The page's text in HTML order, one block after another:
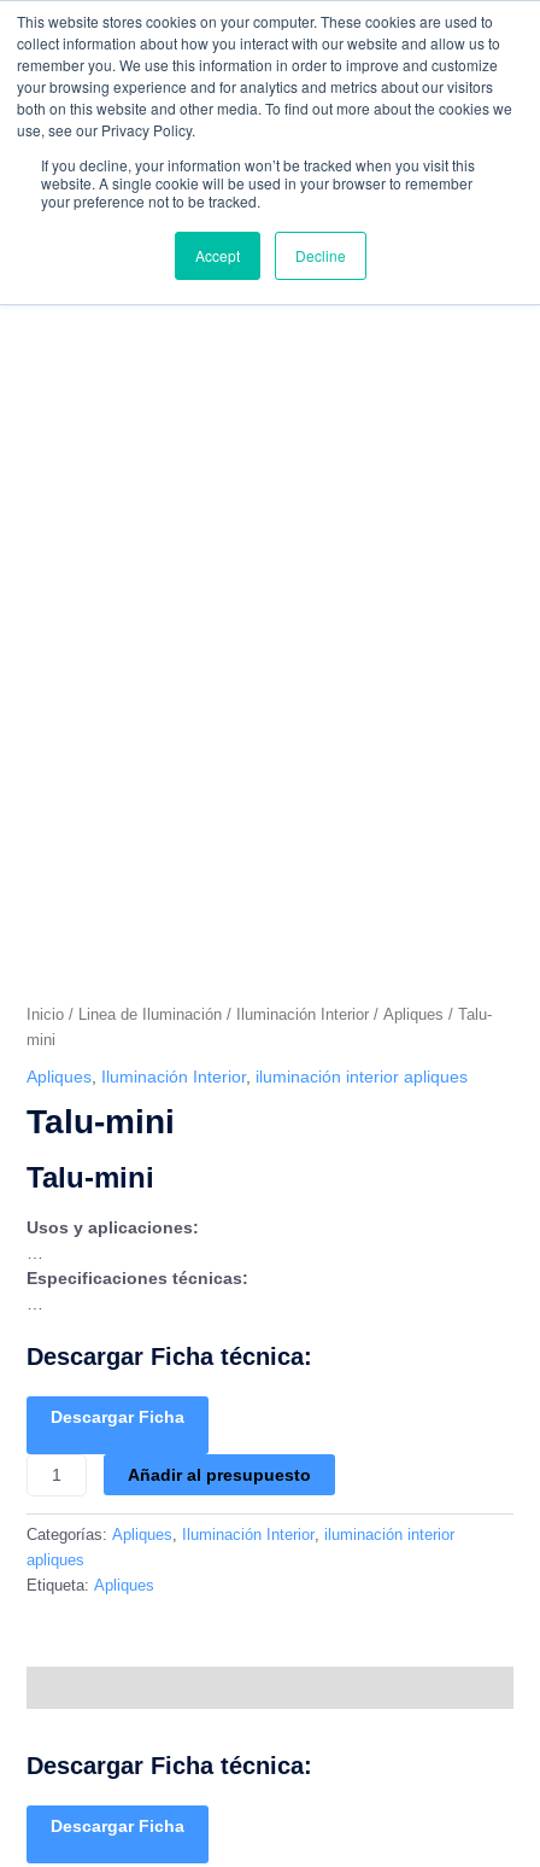
This website stores cookies on your computer. These cookies are used to
collect information about how you interact with our website and allow us to
remember you. We use this information in order to improve and customize
your browsing experience and for analytics and metrics about our visitors
both on this website and other media. To find out more about the cookies we
use, see our Privacy Policy.
If you decline, your information won’t be tracked when you visit this
website. A single cookie will be used in your browser to remember
your preference not to be tracked.
Accept Decline
contenido
W
h
a
t
s
a
p
F
a
c
e
b
k
Y
o
u
t
u
I
n
s
t
a
a
m
E
n
v
e
l
e
mercadeo@grupoeib.comWhatsApp:+57
3103229640PBX:+ 601 342 80 45
CONTACTO
Inicio/ Linea de Iluminación/ Iluminación Interior/ Apliques / Talu-
mini
Apliques, Iluminación Interior, iluminación interior apliques
Talu-mini
Talu-mini
Usos y aplicaciones:
…
Especificaciones técnicas:
…
Descargar Ficha técnica:
Descargar Ficha
Añadir al presupuesto
Categorías: Apliques Iluminación Interior, iluminación interior
apliques
Etiqueta: Apliques
Descargar Ficha técnica:
Descargar Ficha